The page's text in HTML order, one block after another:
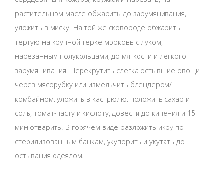
растительном масле обжарить до зарумянивания,
уложить в миску. На той же сковороде обжарить
тертую на крупной терке морковь с луком,
нарезанным полукольцами, до мягкости и легкого
зарумянивания. Перекрутить слегка остывшие овощи
через мясорубку или измельчить блендером/
комбайном, уложить в кастрюлю, положить сахар и
соль, томат-пасту и кислоту, довести до кипения и 15
мин отварить. В горячем виде разложить икру по
стерилизованным банкам, укупорить и укутать до
остывания одеялом.